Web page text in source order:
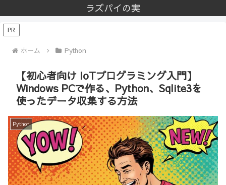
ラズパイの実
PR
ホーム Python
【初心者向け IoTプログラミング入門】
Windows PCで作る、Python、Sqlite3を
使ったデータ収集する方法
Python